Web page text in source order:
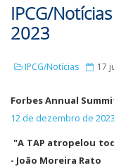
IPCG/
2023
IPCG/Notícias 17
Forbes Annual
12 de dezembro de
"A TAP atropelou
- João Moreira Rato